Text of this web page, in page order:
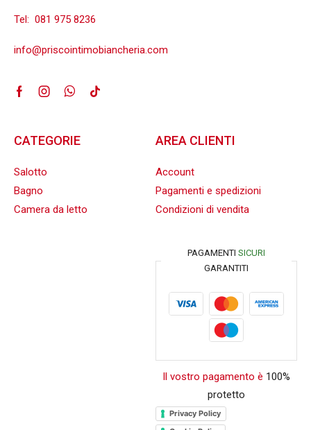
Tel: 081 975 8236
info@priscointimobiancheria.com
CATEGORIE
Salotto
Bagno
Camera da letto
AREA CLIENTI
Account
Pagamenti e spedizioni
Condizioni di vendita
PAGAMENTI SICURI
GARANTITI
Il vostro pagamento è 100%
protetto
Privacy Policy